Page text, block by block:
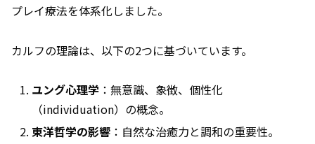
プレイ療法を体系化しました。
カルフの理論は、以下の2つに基づいています。
ユング心理学 ：無意識、象徴、個性化
（individuation）の概念。
東洋哲学の影響 ：自然な治癒力と調和の重要性。